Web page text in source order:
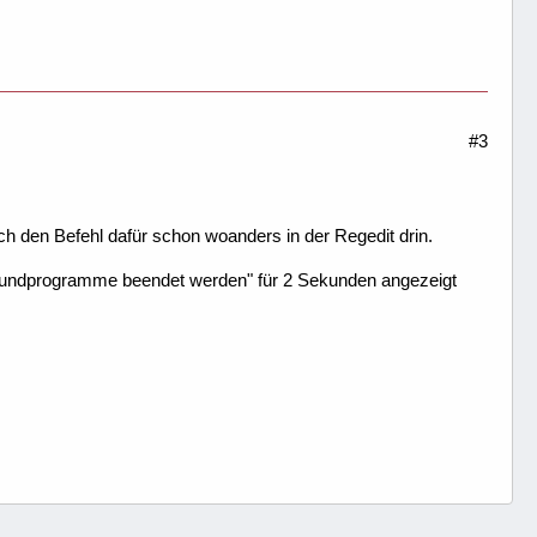
#3
den Befehl dafür schon woanders in der Regedit drin.
beendet werden" für 2 Sekunden angezeigt